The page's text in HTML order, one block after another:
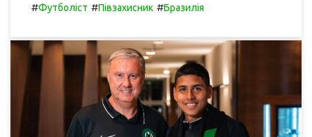
#Футболіст #Півзахисник #Бразилія